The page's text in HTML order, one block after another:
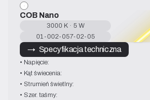
COB Nano
3000 K · 5 W
01-002-057-02-05
→   Specyfikacja techniczna
• Napięcie:
• Kąt świecenia:
• Strumień świetlny:
• Szer. taśmy: